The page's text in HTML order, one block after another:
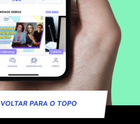
VOLTAR PARA O TOPO